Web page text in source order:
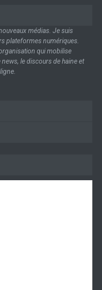
médias. Je suis
plateformes numériques.
qui mobilise
le discours de haine et